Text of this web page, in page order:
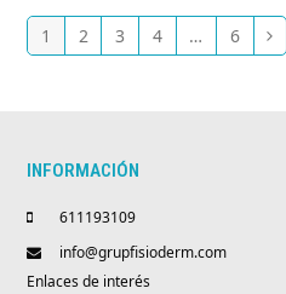
Page
1 Page
2 Page
3 Page
4 … Page
6
INFORMACIÓN
611193109
info@grupfisioderm.com
Enlaces de interés